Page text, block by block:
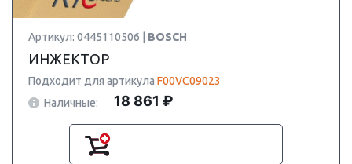
Артикул: 0445110506 | BOSCH
ИНЖЕКТОР
Подходит для артикула F00VC09023
Наличные:
18 861 ₽